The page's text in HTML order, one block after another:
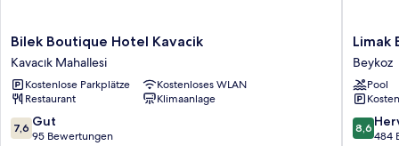
Bilek
Boutique
Hotel
Kavacik
Kavacık
Mahallesi
Bilek Boutique Hotel Kavacik
Kavacık Mahallesi
Kostenlose Parkplätze
Kostenloses WLAN
Restaurant
Klimaanlage
7.6
von
7,6 Gut
95 Bewertungen
Limak
Eurasia
Luxury
Hotel
Beykoz
Limak
Beykoz
Pool
8.6
von
8,6
484